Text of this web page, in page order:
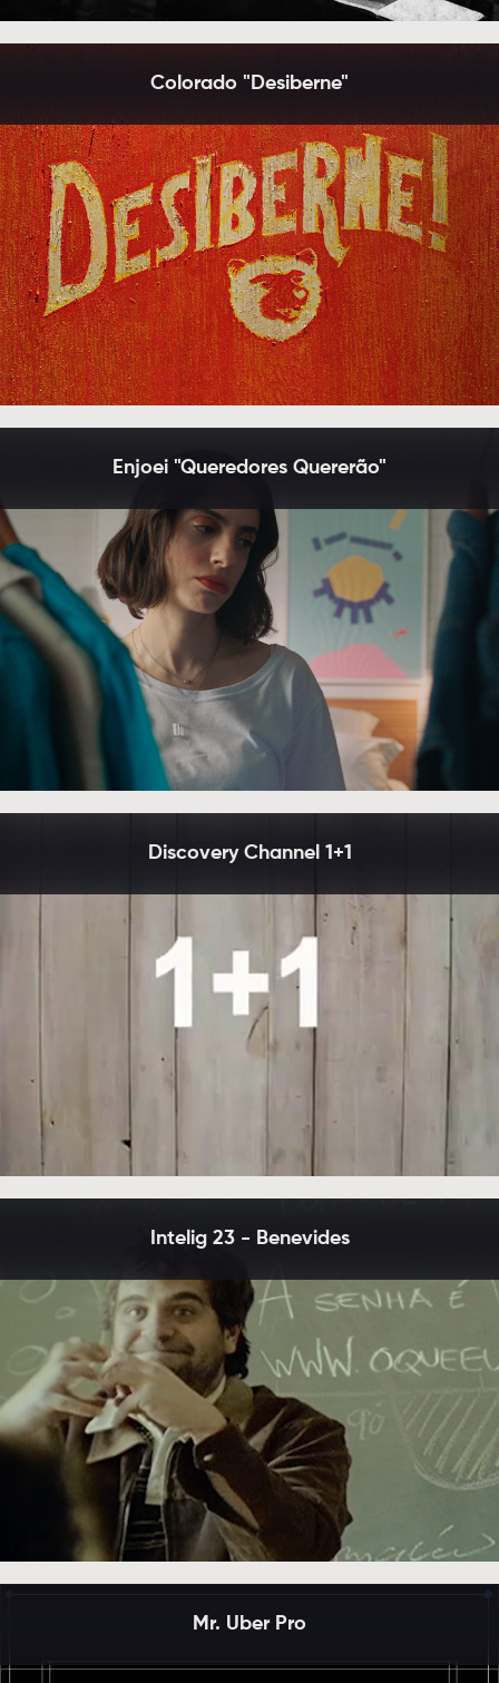
Colorado "Desiberne"
Enjoei "Queredores Quererão"
Discovery Channel 1+1
Intelig 23 - Benevides
Mr. Uber Pro